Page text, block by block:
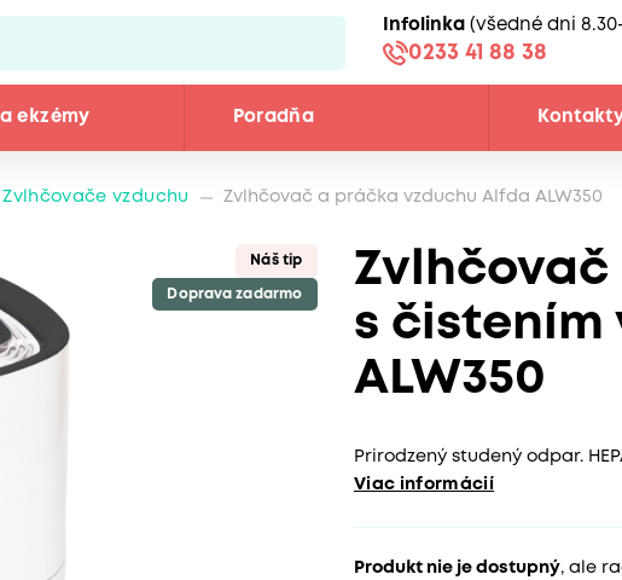
Infolinka (všedné dni
0233 41 88 38
ekzémy Poradňa
Zvlhčovače vzduchu Zvlhčovač a práčka vzduchu Alfda ALW350
Zvlhčovač
s čistením
ALW350
Náš tip
Doprava zadarmo
Prirodzený studený odpar.
Viac informácií
Produkt nie je dostupný, ale